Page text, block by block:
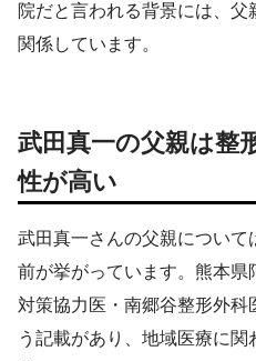
院だと言われる背景には、
関係しています。
武田真一の父親は整
性が高い
武田真一さんの父親について
前が挙がっています。熊本
対策協力医・南郷谷整形外
う記載があり、地域医療に